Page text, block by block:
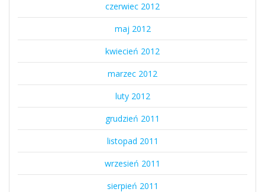
czerwiec 2012
maj 2012
kwiecień 2012
marzec 2012
luty 2012
grudzień 2011
listopad 2011
wrzesień 2011
sierpień 2011